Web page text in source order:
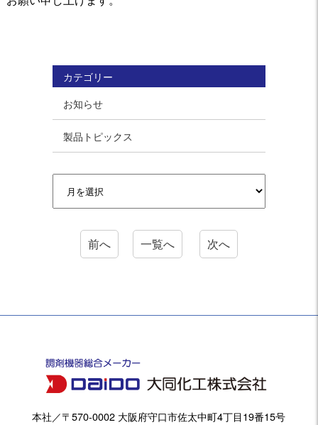
カテゴリー
お知らせ
製品トピックス
前へ 一覧へ 次へ
本社／〒570-0002 大阪府守口市佐太中町4丁目19番15号